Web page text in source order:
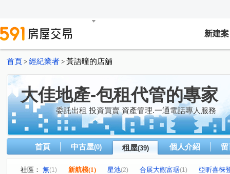
新建案
首頁 > 經紀業者 > 黃語曈的店舖
大佳地產-包租代管的專家
委託出租 投資買賣 資產管理.一通電話專人服務
首頁 中古屋(0) 租屋(39) 個人介紹
社區： 無(1) 新航棧(1) 星池(2) 合展大觀富琚(1)
亞昕喜徠